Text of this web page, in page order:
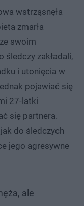
wstrząsnęła
zmarła
swoim
śledczy zakładali,
i utonięcia w
pojawiać się
27-latki
się partnera.
do śledczych
jego agresywne
ale